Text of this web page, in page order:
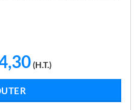
Le
prix
actuel
€784,30.
(H.T.)
PANIER